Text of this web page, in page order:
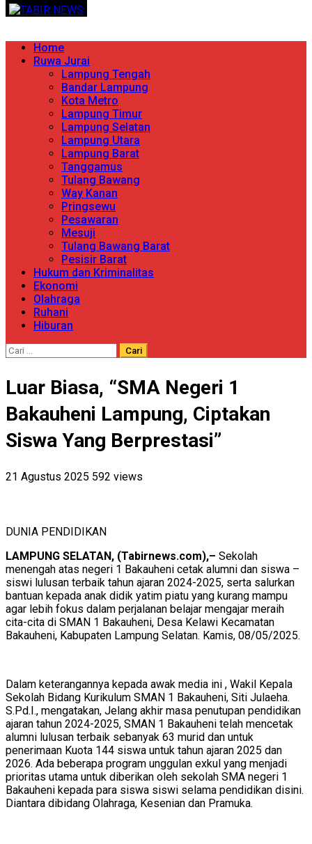
Skip
content
TERPERCAYA MENYINGKAP BERITA
Primary
Menu
Home
Ruwa Jurai
Lampung Tengah
Bandar Lampung
Kota Metro
Lampung Timur
Lampung Selatan
Lampung Utara
Lampung Barat
Tanggamus
Tulang Bawang
Way Kanan
Pringsewu
Pesawaran
Mesuji
Tulang Bawang Barat
Pesisir Barat
Hukum dan Kriminalitas
Ekonomi
Olahraga
Ruhani
Hiburan
Cari
Luar Biasa, “SMA Negeri 1
Bakauheni Lampung, Ciptakan
Siswa Yang Berprestasi”
21 Agustus 2025 592 views
DUNIA PENDIDIKAN
LAMPUNG SELATAN, (Tabirnews.com),– Sekolah
menengah atas negeri 1 Bakauheni cetak alumni dan siswa –
siswi lulusan terbaik tahun ajaran 2024-2025, serta salurkan
bantuan kepada anak didik yatim piatu yang kurang mampu
agar lebih fokus dalam perjalanan belajar mengajar meraih
cita-cita di SMAN 1 Bakauheni, Desa Kelawi Kecamatan
Bakauheni, Kabupaten Lampung Selatan. Kamis, 08/05/2025.
Dalam keterangannya kepada awak media ini , Wakil Kepala
Sekolah Bidang Kurikulum SMAN 1 Bakauheni, Siti Julaeha.
S.Pd.I., mengatakan, Jelang akhir masa penutupan pendidikan
ajaran tahun 2024-2025, SMAN 1 Bakauheni telah mencetak
alumni lulusan terbaik sebanyak 63 murid dan untuk
penerimaan Kuota 144 siswa untuk tahun ajaran 2025 dan
2026. Ada beberapa program unggulan exkul yang menjadi
prioritas utama untuk diberikan oleh sekolah SMA negeri 1
Bakauheni kepada para siswa siswi selama pendidikan disini.
Diantara dibidang Olahraga, Kesenian dan Pramuka.